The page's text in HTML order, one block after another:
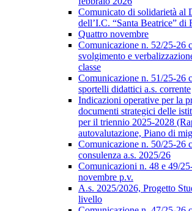
Comunicato di solidarietà al
dell’I.C. “Santa Beatrice” di
Quattro novembre
Comunicazione n. 52/25-26
svolgimento e
classe
Comunicazione n. 51/25-26
sportelli didattici a.s. corrente
Indicazioni operative per la
documenti strategici delle
per il triennio 2025-2028
autovalutazione, Piano di
Comunicazione n. 50/25-26
consulenza a.s. 2025/26
Comunicazioni n. 48 e 49/
novembre p.v.
A.s. 2025/2026, Progetto
livello